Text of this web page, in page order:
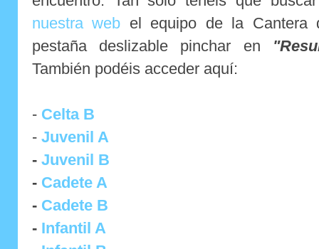
nuestra web el equipo de la Cantera
pestaña deslizable pinchar en
También podéis acceder aquí:
- Celta B
- Juvenil A
- Juvenil B
- Cadete A
- Cadete B
- Infantil A